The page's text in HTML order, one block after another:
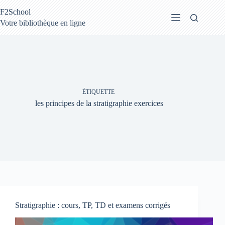
au
contenu
F2School
Votre bibliothèque en ligne
ÉTIQUETTE
les principes de la stratigraphie exercices
Stratigraphie : cours, TP, TD et examens corrigés